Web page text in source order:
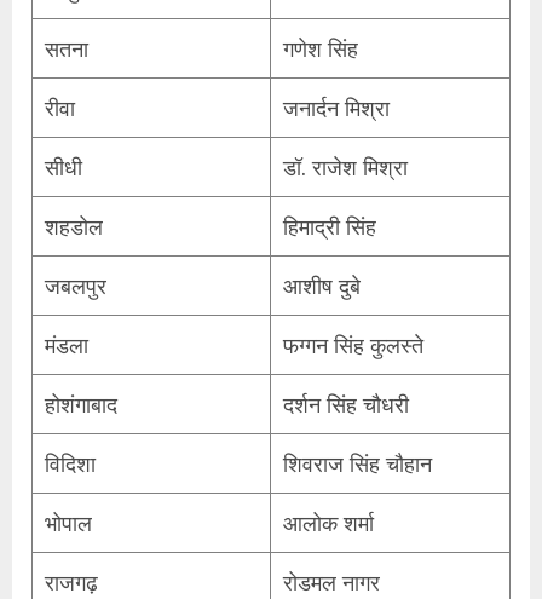
सतना गणेश सिंह
रीवा जनार्दन मिश्रा
सीधी डॉ. राजेश मिश्रा
शहडोल हिमाद्री सिंह
जबलपुर आशीष दुबे
मंडला फग्गन सिंह कुलस्ते
होशंगाबाद दर्शन सिंह चौधरी
विदिशा शिवराज सिंह चौहान
भोपाल आलोक शर्मा
राजगढ़ रोडमल नागर